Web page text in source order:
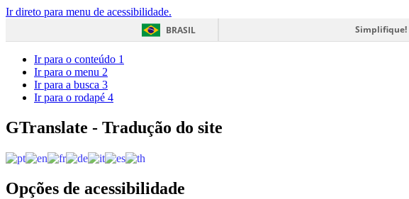
Ir direto para menu de acessibilidade.
BRASIL
Simplifique!
Ir para o conteúdo 1
Ir para o menu 2
Ir para a busca 3
Ir para o rodapé 4
GTranslate - Tradução do site
Opções de acessibilidade